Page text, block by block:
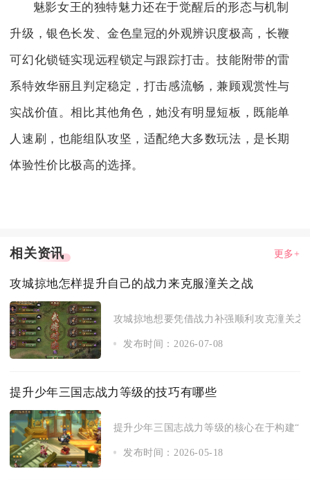
魅影女王的独特魅力还在于觉醒后的形态与机制
升级，银色长发、金色皇冠的外观辨识度极高，长鞭
可幻化锁链实现远程锁定与跟踪打击。技能附带的雷
系特效华丽且判定稳定，打击感流畅，兼顾观赏性与
实战价值。相比其他角色，她没有明显短板，既能单
人速刷，也能组队攻坚，适配绝大多数玩法，是长期
体验性价比极高的选择。
相关资讯 更多+
攻城掠地怎样提升自己的战力来克服潼关之战
攻城掠地想要凭借战力补强顺利攻克潼关
发布时间：2026-07-08
提升少年三国志战力等级的技巧有哪些
提升少年三国志战力等级的核心在于构建“
发布时间：2026-05-18